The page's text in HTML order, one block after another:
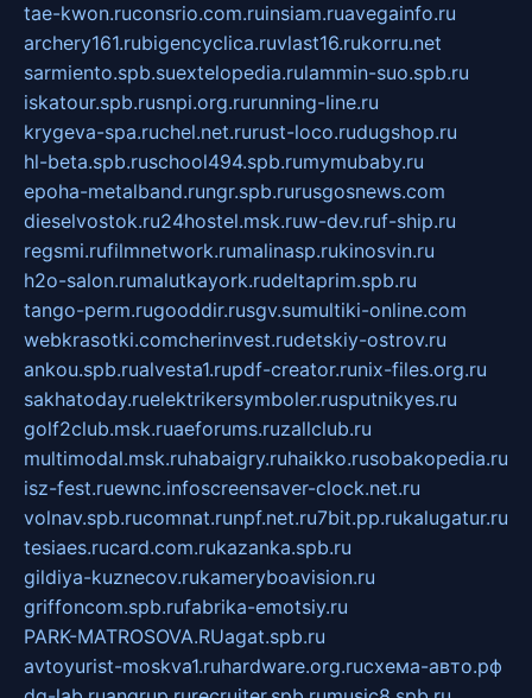
tae-kwon.ruconsrio.com.ruinsiam.ruavegainfo.ru
archery161.rubigencyclica.ruvlast16.rukorru.net
sarmiento.spb.suextelopedia.rulammin-suo.spb.ru
iskatour.spb.rusnpi.org.rurunning-line.ru
krygeva-spa.ruchel.net.rurust-loco.rudugshop.ru
hl-beta.spb.ruschool494.spb.rumymubaby.ru
epoha-metalband.rungr.spb.rurusgosnews.com
dieselvostok.ru24hostel.msk.ruw-dev.ruf-ship.ru
regsmi.rufilmnetwork.rumalinasp.rukinosvin.ru
h2o-salon.rumalutkayork.rudeltaprim.spb.ru
tango-perm.rugooddir.rusgv.sumultiki-online.com
webkrasotki.comcherinvest.rudetskiy-ostrov.ru
ankou.spb.rualvesta1.rupdf-creator.runix-files.org.ru
sakhatoday.ruelektrikersymboler.rusputnikyes.ru
golf2club.msk.ruaeforums.ruzallclub.ru
multimodal.msk.ruhabaigry.ruhaikko.rusobakopedia.ru
isz-fest.ruewnc.infoscreensaver-clock.net.ru
volnav.spb.rucomnat.runpf.net.ru7bit.pp.rukalugatur.ru
tesiaes.rucard.com.rukazanka.spb.ru
gildiya-kuznecov.rukameryboavision.ru
griffoncom.spb.rufabrika-emotsiy.ru
PARK-MATROSOVA.RUagat.spb.ru
avtoyurist-moskva1.ruhardware.org.ruсхема-авто.рф